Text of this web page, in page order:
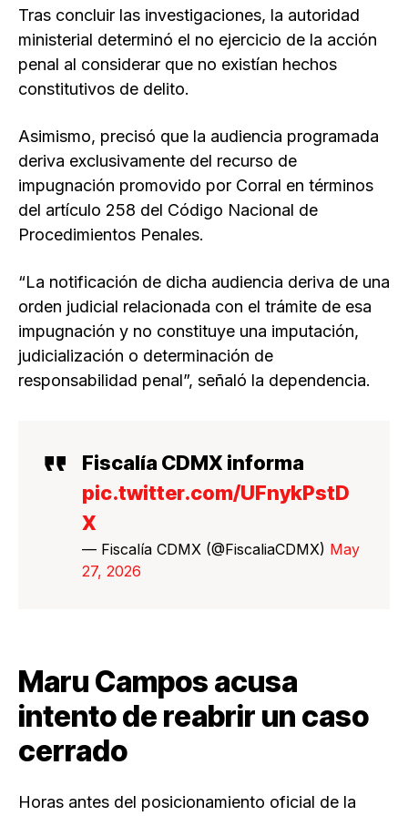
Tras concluir las investigaciones, la autoridad
ministerial determinó el no ejercicio de la acción
penal al considerar que no existían hechos
constitutivos de delito.
Asimismo, precisó que la audiencia programada
deriva exclusivamente del recurso de
impugnación promovido por Corral en términos
del artículo 258 del Código Nacional de
Procedimientos Penales.
“La notificación de dicha audiencia deriva de una
orden judicial relacionada con el trámite de esa
impugnación y no constituye una imputación,
judicialización o determinación de
responsabilidad penal”, señaló la dependencia.
Fiscalía CDMX informa
pic.twitter.com/UFnykPstD
X
— Fiscalía CDMX (@FiscaliaCDMX) May
27, 2026
Maru Campos acusa
intento de reabrir un caso
cerrado
Horas antes del posicionamiento oficial de la